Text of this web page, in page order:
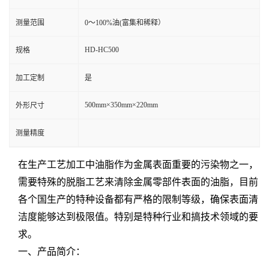
测量范围 0～100%油(富集和稀释）
规格 HD-HC500
加工定制 是
外形尺寸 500mm×350mm×220mm
测量精度
在生产工艺加工中油脂作为金属表面重要的污染物之一，
需要特殊的脱脂工艺来清除金属零部件表面的油脂，目前
各个国生产的特种设备都有严格的限制等级，确保表面清
洁度能够达到极限值。特别是特种行业和搞技术领域的要
求。
一、产品简介：